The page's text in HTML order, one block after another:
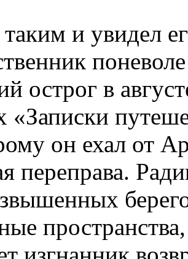
и увидел
острог в
«Записки
он ехал от
переправа.